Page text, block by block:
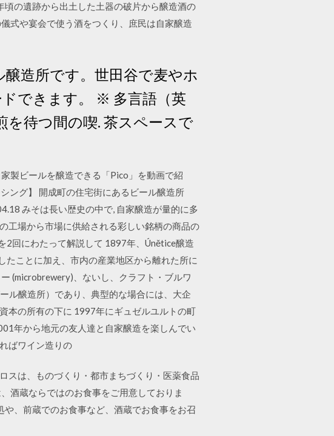
の遺跡から出土した土器の破片から醸造酒の
式や宴会で使う酒をつくり、庶民は自家醸造
造所です。世田谷で麦やホ
できます。 ※ 多言語（英
を待つ間の喫. 茶スペースで
製ビールを醸造できる「Pico」を動画で紹
ング】 開成町の住宅街にあるビール醸造所
みそは長い歴史の中で, 自家醸造が量的に多
工場から市場に供給される彩しい銘柄の商品の
2回にわたって解説して 1897年、Únětice醸造
ことに加え、市内の産業地区から離れた所に
(microbrewery)、ないし、クラフト・ブルワ
ル醸造所）であり、典型的な場合には、大企
本の所有の下に 1997年にギュゼルユルトの町
年から地元の友人達と自家醸造を楽しんでい
ばワイン造りの
スは、ものづくり・都市まちづくり・医薬食品
酒蔵ならではのお食事をご用意しておりま
、前蔵でのお食事など、酒蔵でお食事をお召